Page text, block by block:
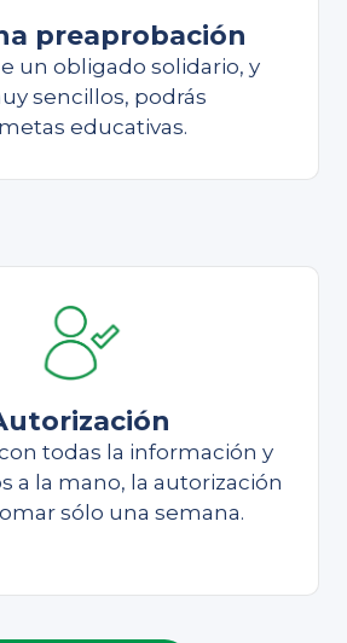
preaprobación
un obligado solidario, y
sencillos, podrás
educativas.
todas la información y
a la mano, la autorización
sólo una semana.